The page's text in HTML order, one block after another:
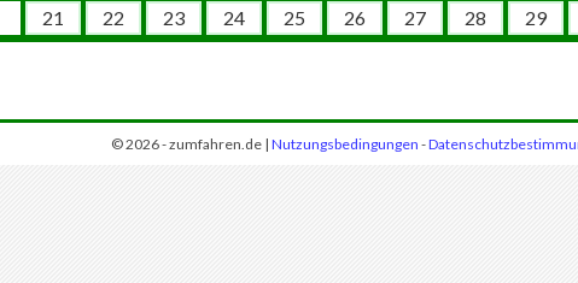
21 22 23 24 25 26 27 28 29
© 2026 - zumfahren.de | Nutzungsbedingungen -